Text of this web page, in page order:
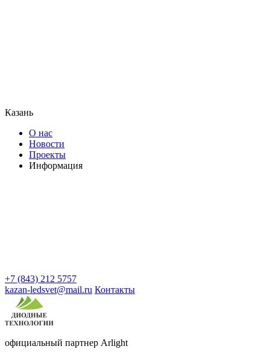
Казань
О нас
Новости
Проекты
Информация
+7 (843) 212 5757
kazan-ledsvet@mail.ru Контакты
официальный партнер Arlight